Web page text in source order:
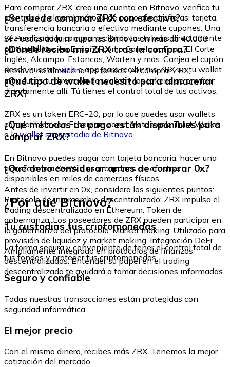
Para comprar ZRX, crea una cuenta en Bitnovo, verifica tu
identidad y elige el método de pago que prefieras: tarjeta,
transferencia bancaria o efectivo mediante cupones. Una
vez realizada la compra, recibirás tus tokens directamente
en tu wallet.
¿Se puede comprar ZRX con efectivo?
Sí. Puedes adquirir cupones Bitnovo en más de 40.000
puntos físicos en España, como Carrefour, Fnac, El Corte
Inglés, Alcampo, Estancos, Worten y más. Canjea el cupón
desde nuestrawebo app para recibir tus ZRX en tu wallet.
¿Dónde recibo mis ZRX tras la compra?
Bitnovo no almacena tus fondos. Al comprar ZRX,
introduces tu dirección de wallet y los tokens se envían
directamente allí. Tú tienes el control total de tus activos.
¿Qué tipo de wallet necesito para almacenar
ZRX?
ZRX es un token ERC-20, por lo que puedes usar wallets
compatibles con Ethereum como Metamask, Trust Wallet
o lawallet sin custodia de Bitnovo.
¿Qué métodos de pago están disponibles para
comprar ZRX?
En Bitnovo puedes pagar con tarjeta bancaria, hacer una
transferencia SEPA o usar cupones en efectivo
disponibles en miles de comercios físicos.
¿Qué debo considerar antes de comprar 0x?
Antes de invertir en 0x, considera los siguientes puntos:
Protocolo de intercambio descentralizado: ZRX impulsa el
trading descentralizado en Ethereum. Token de
gobernanza: Los poseedores de ZRX pueden participar en
la gobernanza del protocolo. Market making: Utilizado para
provisión de liquidez y market making. Integración DeFi:
Ampliamente integrado en protocolos de finanzas
descentralizadas. Entender su papel en el trading
descentralizado te ayudará a tomar decisiones informadas.
¿Por qué Bitnovo?
Tu custodias tus criptomonedas
La forma segura y conveniente de tener el control total de
tus fondos y proteger tus criptomonedas.
Seguro y confiable
Todas nuestras transacciones están protegidas con
seguridad informática.
El mejor precio
Con el mismo dinero, recibes más ZRX. Tenemos la mejor
cotización del mercado.